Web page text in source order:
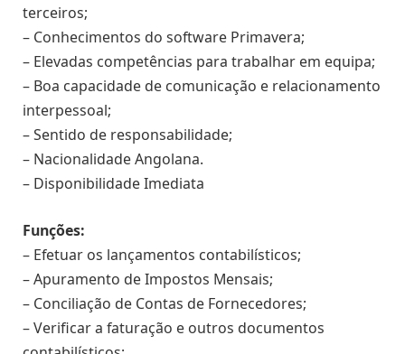
terceiros;
– Conhecimentos do software Primavera;
– Elevadas competências para trabalhar em equipa;
– Boa capacidade de comunicação e relacionamento
interpessoal;
– Sentido de responsabilidade;
– Nacionalidade Angolana.
– Disponibilidade Imediata
Funções:
– Efetuar os lançamentos contabilísticos;
– Apuramento de Impostos Mensais;
– Conciliação de Contas de Fornecedores;
– Verificar a faturação e outros documentos